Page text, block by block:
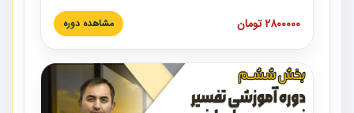
است که در دانشگاه صنعتی شریف ارائه شد. در این آموزش
نکات کلیدی مربوط به اسناد و مدارک پیمان، اولویت بندی اسناد
پیمان به همراه تجربیات عملی در این خصوص ارائه شده است.
2800000 تومان مشاهده دوره